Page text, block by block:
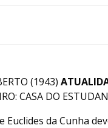
(1943)
CASA DO
Euclides da Cunha